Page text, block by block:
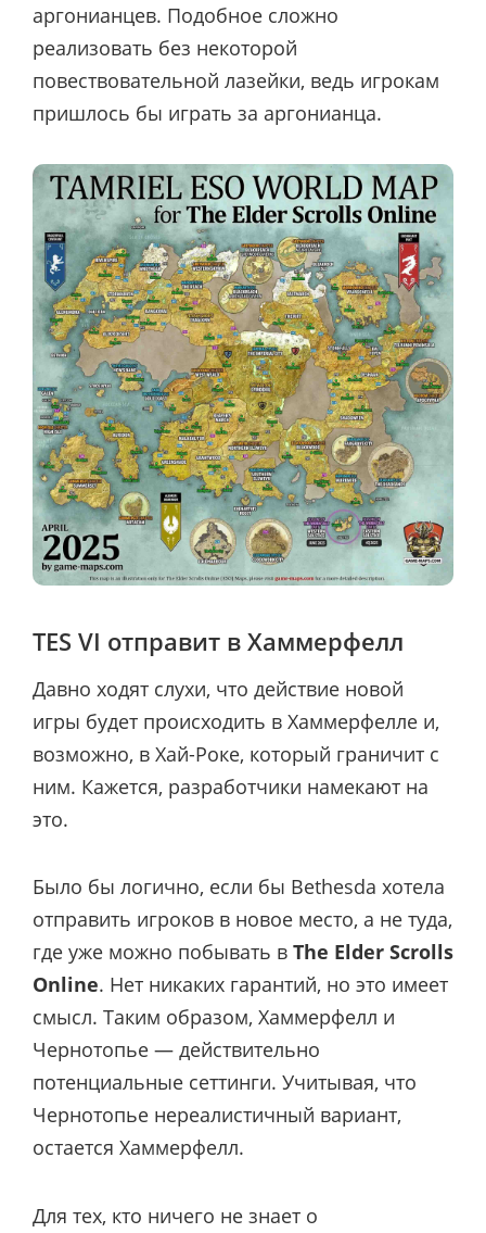
аргонианцев. Подобное сложно
реализовать без некоторой
повествовательной лазейки, ведь игрокам
пришлось бы играть за аргонианца.
TES VI отправит в Хаммерфелл
Давно ходят слухи, что действие новой
игры будет происходить в Хаммерфелле и,
возможно, в Хай-Роке, который граничит с
ним. Кажется, разработчики намекают на
это.
Было бы логично, если бы Bethesda хотела
отправить игроков в новое место, а не туда,
где уже можно побывать в The Elder Scrolls
Online. Нет никаких гарантий, но это имеет
смысл. Таким образом, Хаммерфелл и
Чернотопье — действительно
потенциальные сеттинги. Учитывая, что
Чернотопье нереалистичный вариант,
остается Хаммерфелл.
Для тех, кто ничего не знает о